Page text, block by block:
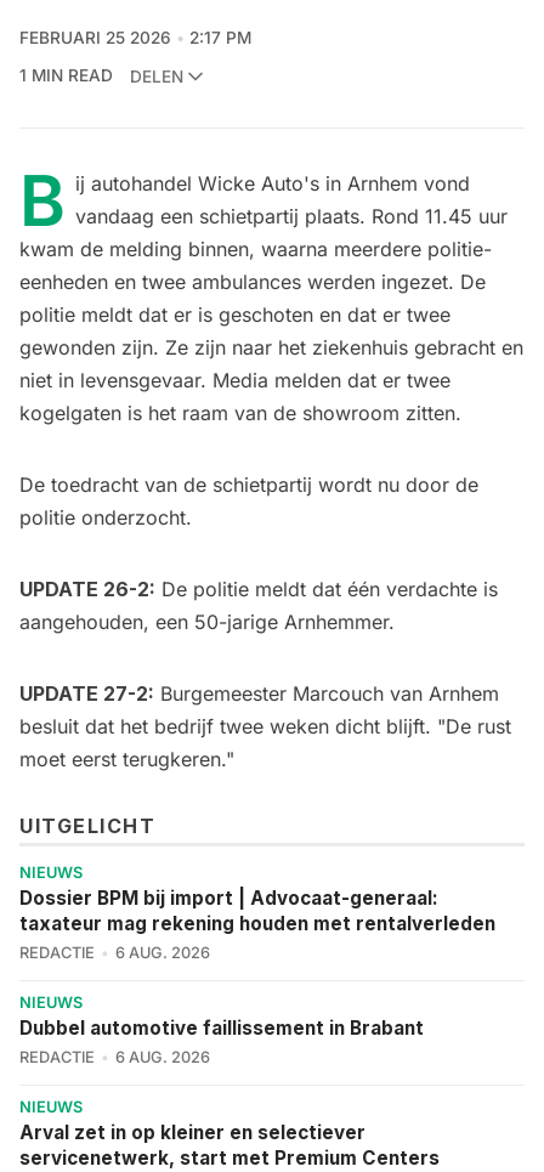
FEBRUARI 25 2026
2:17 PM
1 MIN READ
DELEN
B ij autohandel Wicke Auto's in Arnhem vond
vandaag een schietpartij plaats. Rond 11.45 uur
kwam de melding binnen, waarna meerdere politie-
eenheden en twee ambulances werden ingezet. De
politie meldt dat er is geschoten en dat er twee
gewonden zijn. Ze zijn naar het ziekenhuis gebracht en
niet in levensgevaar. Media melden dat er twee
kogelgaten is het raam van de showroom zitten.
De toedracht van de schietpartij wordt nu door de
politie onderzocht.
UPDATE 26-2: De politie meldt dat één verdachte is
aangehouden, een 50-jarige Arnhemmer.
UPDATE 27-2: Burgemeester Marcouch van Arnhem
besluit dat het bedrijf twee weken dicht blijft. "De rust
moet eerst terugkeren."
UITGELICHT
NIEUWS
Dossier BPM bij import | Advocaat-generaal:
taxateur mag rekening houden met rentalverleden
REDACTIE 6 AUG. 2026
NIEUWS
Dubbel automotive faillissement in Brabant
REDACTIE 6 AUG. 2026
NIEUWS
Arval zet in op kleiner en selectiever
servicenetwerk, start met Premium Centers